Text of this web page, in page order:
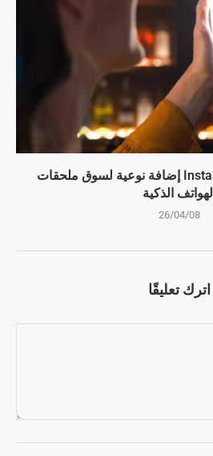
شاشة Snap من Insta360 إضافة نوعية لسوق ملحقات
الهواتف الذكية
26/04/08
اترك تعليقًا